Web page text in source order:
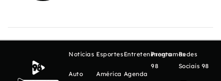
Notícias
Auto
Esportes
América
Entretenimento
Agenda
Programas
98
Redes
Sociais 98